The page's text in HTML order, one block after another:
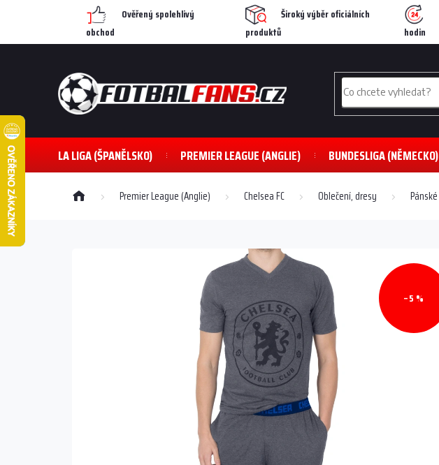
Ověřený spolehlivý
obchod
Široký výběr oficiálních
produktů
hodin
LA LIGA (ŠPANĚLSKO) PREMIER LEAGUE (ANGLIE) BUNDESLIGA (NĚMECKO)
Domů Premier League (Anglie) Chelsea FC Oblečení, dresy Pánské
–5 %